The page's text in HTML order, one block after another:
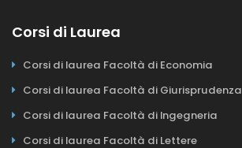
Corsi di Laurea
Corsi di laurea Facoltà di Economia
Corsi di laurea Facoltà di Giurisprudenza
Corsi di laurea Facoltà di Ingegneria
Corsi di laurea Facoltà di Lettere